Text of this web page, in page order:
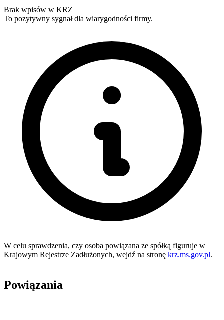
Brak wpisów w KRZ
To pozytywny sygnał dla wiarygodności firmy.
W celu sprawdzenia, czy osoba powiązana ze spółką figuruje w
Krajowym Rejestrze Zadłużonych, wejdź na stronę krz.ms.gov.pl.
Powiązania